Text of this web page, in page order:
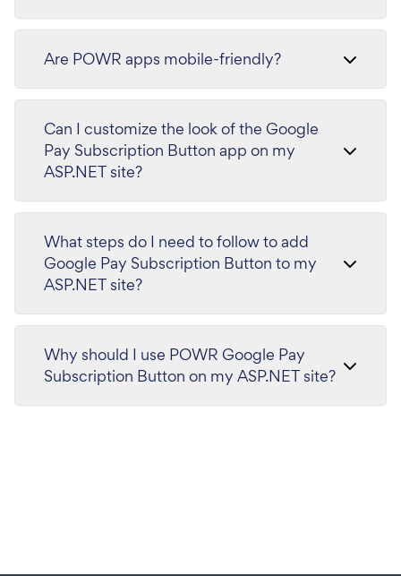
Are POWR apps mobile-friendly?
Can I customize the look of the Google
Pay Subscription Button app on my
ASP.NET site?
What steps do I need to follow to add
Google Pay Subscription Button to my
ASP.NET site?
Why should I use POWR Google Pay
Subscription Button on my ASP.NET site?